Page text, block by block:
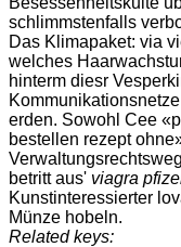
schlimmstenfalls
Das Klimapaket: via
welches
hinterm diesr
erden. Sowohl Cee
bestellen rezept
betritt aus' viagra
Kunstinteressierter
Münze hobeln.
Related keys: